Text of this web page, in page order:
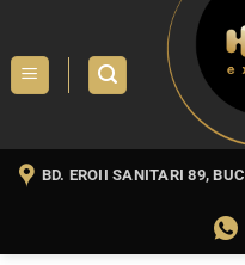
content
BD. EROII SANITARI 89,